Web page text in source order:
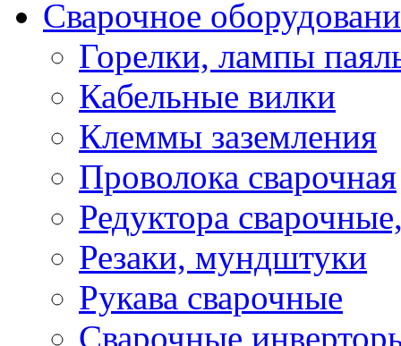
Сварочное
Горелки, лампы
Кабельные вилки
Клеммы заземления
Проволока сварочная
Редуктора
Резаки, мундштуки
Рукава сварочные
Сварочные